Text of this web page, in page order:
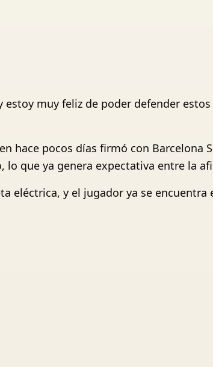
estoy muy feliz de poder defender estos
hace pocos días firmó con Barcelona
que ya genera expectativa entre la
eléctrica, y el jugador ya se encuentra